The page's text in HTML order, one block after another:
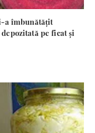
a îmbunătățit
pe ficat și